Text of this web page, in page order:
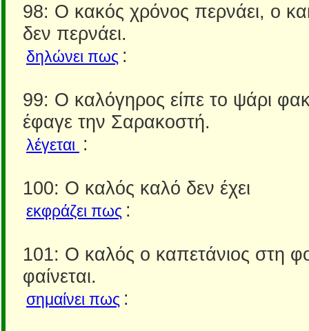
98: Ο κακός χρόνος περνάει, ο
δεν περνάει.
δηλώνει πως :
99: Ο καλόγηρος είπε το ψάρι
έφαγε την Σαρακοστή.
λέγεται :
100: Ο καλός καλό δεν έχει
εκφράζει πως :
101: Ο καλός ο καπετάνιος στη
φαίνεται.
σημαίνει πως :